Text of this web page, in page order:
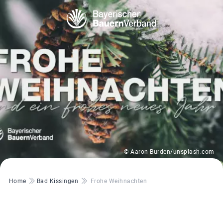
© Aaron Burden/unsplash.com
Pfadnavigation
Home Bad Kissingen Frohe Weihnachten